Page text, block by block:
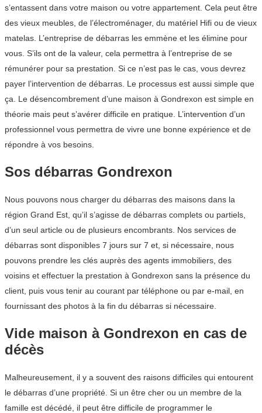
s’entassent dans votre maison ou votre appartement. Cela peut être
des vieux meubles, de l’électroménager, du matériel Hifi ou de vieux
matelas. L’entreprise de débarras les emmène et les élimine pour
vous. S’ils ont de la valeur, cela permettra à l’entreprise de se
rémunérer pour sa prestation. Si ce n’est pas le cas, vous devrez
payer l’intervention de débarras. Le processus est aussi simple que
ça. Le désencombrement d’une maison à Gondrexon est simple en
théorie mais peut s’avérer difficile en pratique. L’intervention d’un
professionnel vous permettra de vivre une bonne expérience et de
répondre à vos besoins.
Sos débarras Gondrexon
Nous pouvons nous charger du débarras des maisons dans la
région Grand Est, qu’il s’agisse de débarras complets ou partiels,
d’un seul article ou de plusieurs encombrants. Nos services de
débarras sont disponibles 7 jours sur 7 et, si nécessaire, nous
pouvons prendre les clés auprès des agents immobiliers, des
voisins et effectuer la prestation à Gondrexon sans la présence du
client, puis vous tenir au courant par téléphone ou par e-mail, en
fournissant des photos à la fin du débarras si nécessaire.
Vide maison à Gondrexon en cas de
décès
Malheureusement, il y a souvent des raisons difficiles qui entourent
le débarras d’une propriété. Si un être cher ou un membre de la
famille est décédé, il peut être difficile de programmer le